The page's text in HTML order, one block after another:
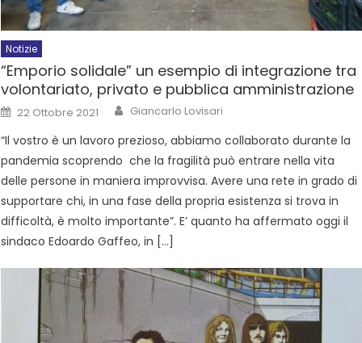
Notizie
“Emporio solidale” un esempio di integrazione tra
volontariato, privato e pubblica amministrazione
22 Ottobre 2021 Giancarlo Lovisari
“Il vostro è un lavoro prezioso, abbiamo collaborato durante la
pandemia scoprendo che la fragilità può entrare nella vita
delle persone in maniera improvvisa. Avere una rete in grado di
supportare chi, in una fase della propria esistenza si trova in
difficoltà, è molto importante”. E’ quanto ha affermato oggi il
sindaco Edoardo Gaffeo, in […]